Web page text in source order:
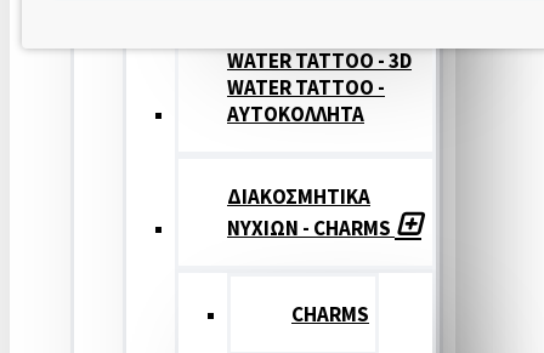
WATER TATTOO - 3D
WATER TATTOO -
ΑΥΤΟΚΟΛΛΗΤΑ
ΔΙΑΚΟΣΜΗΤΙΚΑ
ΝΥΧΙΩΝ - CHARMS
CHARMS